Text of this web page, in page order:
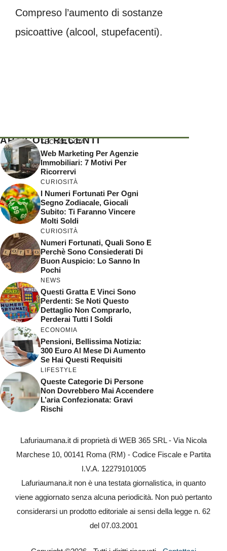
Compreso l’aumento di sostanze
psicoattive (alcool, stupefacenti).
ARTICOLI RECENTI
TECNOLOGIA
Web Marketing Per Agenzie
Immobiliari: 7 Motivi Per
Ricorrervi
CURIOSITÀ
I Numeri Fortunati Per Ogni
Segno Zodiacale, Giocali
Subito: Ti Faranno Vincere
Molti Soldi
CURIOSITÀ
Numeri Fortunati, Quali Sono E
Perchè Sono Consiederati Di
Buon Auspicio: Lo Sanno In
Pochi
NEWS
Questi Gratta E Vinci Sono
Perdenti: Se Noti Questo
Dettaglio Non Comprarlo,
Perderai Tutti I Soldi
ECONOMIA
Pensioni, Bellissima Notizia:
300 Euro Al Mese Di Aumento
Se Hai Questi Requisiti
LIFESTYLE
Queste Categorie Di Persone
Non Dovrebbero Mai Accendere
L’aria Confezionata: Gravi
Rischi
Lafuriaumana.it di proprietà di WEB 365 SRL - Via Nicola
Marchese 10, 00141 Roma (RM) - Codice Fiscale e Partita
I.V.A. 12279101005
Lafuriaumana.it non è una testata giornalistica, in quanto
viene aggiornato senza alcuna periodicità. Non può pertanto
considerarsi un prodotto editoriale ai sensi della legge n. 62
del 07.03.2001